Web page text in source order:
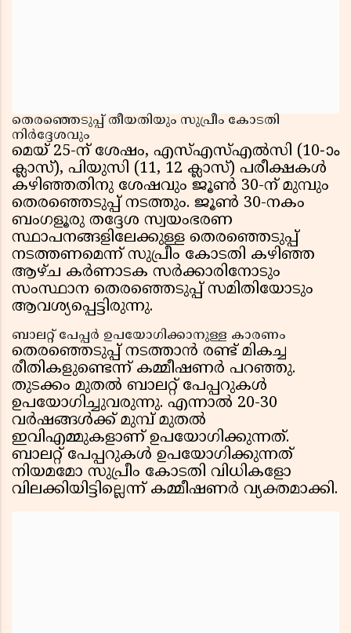
തെരഞ്ഞെടുപ്പ് തീയതിയും സുപ്രീം കോടതി
നിർദ്ദേശവും
മെയ് 25-ന് ശേഷം, എസ്എസ്എൽസി (10-ാം
ക്ലാസ്), പിയുസി (11, 12 ക്ലാസ്) പരീക്ഷകൾ
കഴിഞ്ഞതിനു ശേഷവും ജൂൺ 30-ന് മുമ്പും
തെരഞ്ഞെടുപ്പ് നടത്തും. ജൂൺ 30-നകം
ബംഗളൂരു തദ്ദേശ സ്വയംഭരണ
സ്ഥാപനങ്ങളിലേക്കുള്ള തെരഞ്ഞെടുപ്പ്
നടത്തണമെന്ന് സുപ്രീം കോടതി കഴിഞ്ഞ
ആഴ്ച കർണാടക സർക്കാരിനോടും
സംസ്ഥാന തെരഞ്ഞെടുപ്പ് സമിതിയോടും
ആവശ്യപ്പെട്ടിരുന്നു.
ബാലറ്റ് പേപ്പർ ഉപയോഗിക്കാനുള്ള കാരണം
തെരഞ്ഞെടുപ്പ് നടത്താൻ രണ്ട് മികച്ച
രീതികളുണ്ടെന്ന് കമ്മീഷണർ പറഞ്ഞു.
തുടക്കം മുതൽ ബാലറ്റ് പേപ്പറുകൾ
ഉപയോഗിച്ചുവരുന്നു. എന്നാൽ 20-30
വർഷങ്ങൾക്ക് മുമ്പ് മുതൽ
ഇവിഎമ്മുകളാണ് ഉപയോഗിക്കുന്നത്.
ബാലറ്റ് പേപ്പറുകൾ ഉപയോഗിക്കുന്നത്
നിയമമോ സുപ്രീം കോടതി വിധികളോ
വിലക്കിയിട്ടില്ലെന്ന് കമ്മീഷണർ വ്യക്തമാക്കി.